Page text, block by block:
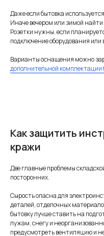
Даже если бытовка
Иначе вечером или зимой
Розетки нужны, если
подключение оборудования или
Варианты оснащения можно
дополнительной комплектации
Как защитить
кражи
Две главные проблемы
посторонних.
Сырость опасна для
деталей, отделочных
бытовку лучше ставить на
лужам, снегу и
предусмотреть вентиляцию и